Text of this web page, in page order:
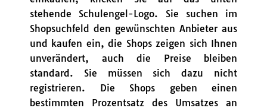
stehende Schulengel-Logo. Sie suchen im
Shopsuchfeld den gewünschten Anbieter aus
und kaufen ein, die Shops zeigen sich Ihnen
unverändert, auch die Preise bleiben
standard. Sie müssen sich dazu nicht
registrieren. Die Shops geben einen
bestimmten Prozentsatz des Umsatzes an